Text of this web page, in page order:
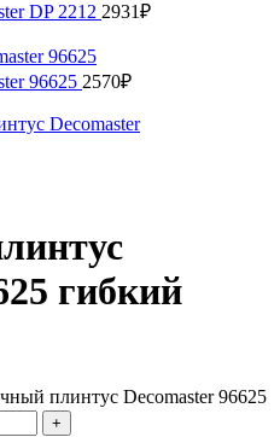
DP 2212 2931₽
96625 2570₽
гибкий
плинтус Decomaster 96625